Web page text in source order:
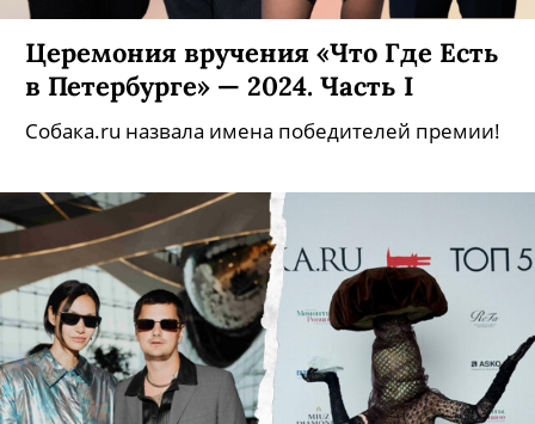
Церемония вручения «Что Где Есть
в Петербурге» — 2024. Часть I
Собака.ru назвала имена победителей премии!